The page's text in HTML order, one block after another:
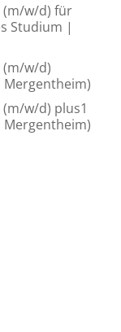
(m/w/d) für
Studium |
(m/w/d)
w/d) plus1